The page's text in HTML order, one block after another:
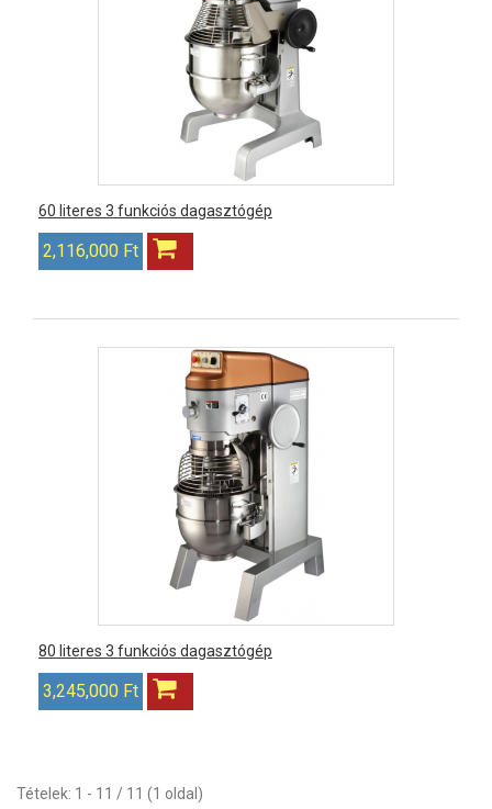
60 literes 3 funkciós dagasztógép
2,116,000 Ft
80 literes 3 funkciós dagasztógép
3,245,000 Ft
Tételek: 1 - 11 / 11 (1 oldal)